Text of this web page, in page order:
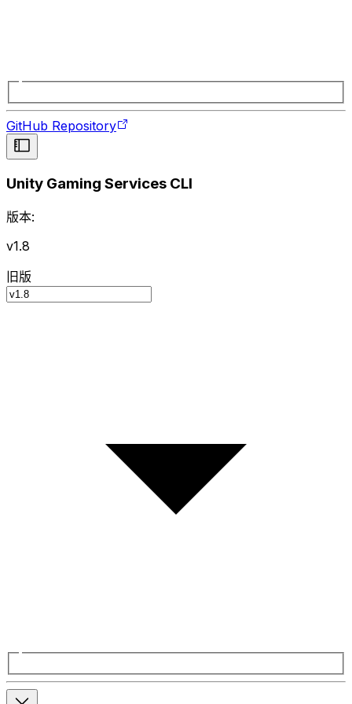
GitHub Repository
Unity Gaming Services CLI
版本:
v1.8
旧版